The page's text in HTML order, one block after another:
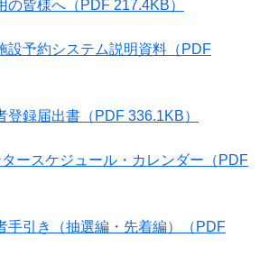
の皆様へ （PDF 217.4KB）
設予約システム説明資料 （PDF
登録届出書 （PDF 336.1KB）
ースケジュール・カレンダー （PDF
引き（抽選編・先着編）
（PDF